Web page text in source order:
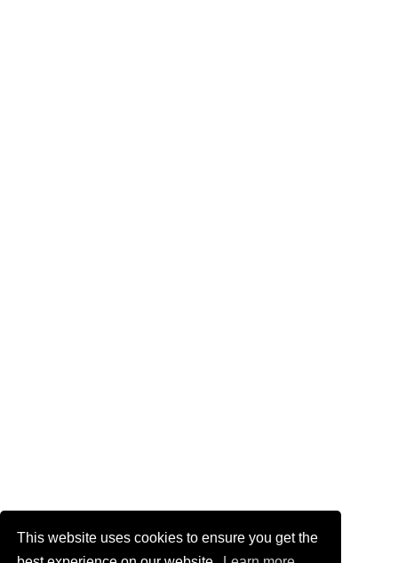
This website uses cookies to ensure you get the